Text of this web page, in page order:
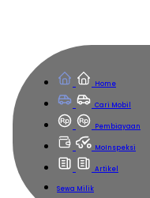
Home
Cari Mobil
Pembiayaan
MoInspeksi
Artikel
Sewa Milik